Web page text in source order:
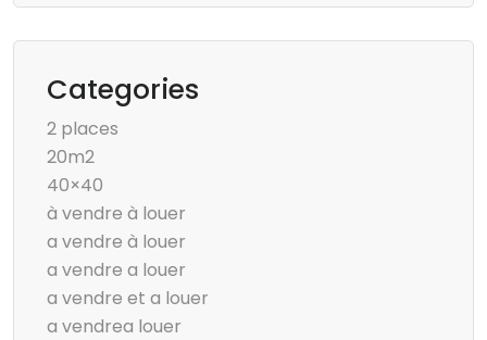
Categories
2 places
20m2
40×40
à vendre à louer
a vendre à louer
a vendre a louer
a vendre et a louer
a vendrea louer